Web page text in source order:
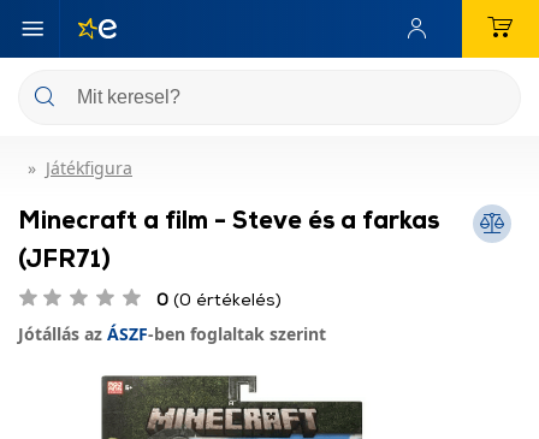
Játékfigura
Minecraft a film - Steve és a farkas
(JFR71)
0 (0 értékelés)
Jótállás az ÁSZF-ben foglaltak szerint